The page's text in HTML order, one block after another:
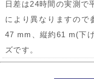
日差は24時間の実測で
により異なりますので
47 mm、縦約61 m(下
ズです。